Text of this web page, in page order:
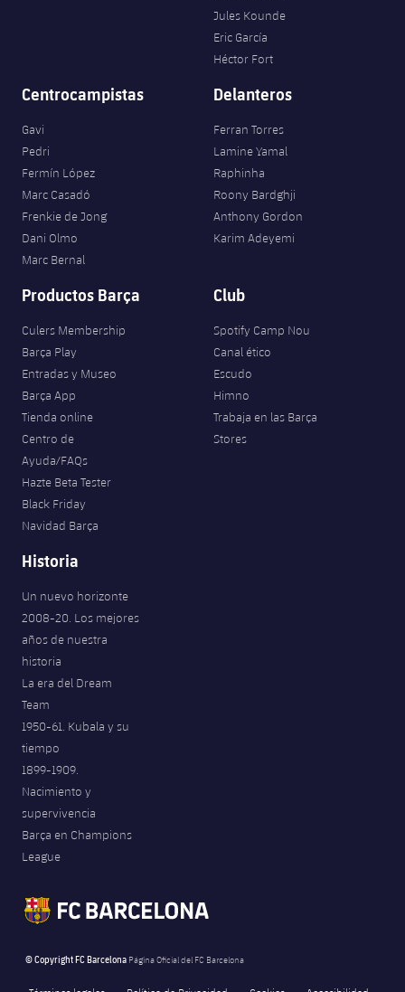
Jules Kounde
Eric García
Héctor Fort
Centrocampistas
Gavi
Pedri
Fermín López
Marc Casadó
Frenkie de Jong
Dani Olmo
Marc Bernal
Delanteros
Ferran Torres
Lamine Yamal
Raphinha
Roony Bardghji
Anthony Gordon
Karim Adeyemi
Productos Barça
Culers Membership
Barça Play
Entradas y Museo
Barça App
Tienda online
Centro de
Ayuda/FAQs
Hazte Beta Tester
Black Friday
Navidad Barça
Club
Spotify Camp Nou
Canal ético
Escudo
Himno
Trabaja en las Barça
Stores
Historia
Un nuevo horizonte
2008-20. Los mejores
años de nuestra
historia
La era del Dream
Team
1950-61. Kubala y su
tiempo
1899-1909.
Nacimiento y
supervivencia
Barça en Champions
League
© Copyright FC Barcelona Página Oficial del FC Barcelona